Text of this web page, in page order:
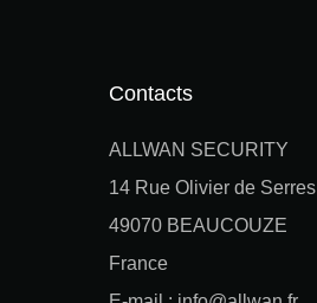
Contacts
ALLWAN SECURITY
14 Rue Olivier de Serres
49070 BEAUCOUZE
France